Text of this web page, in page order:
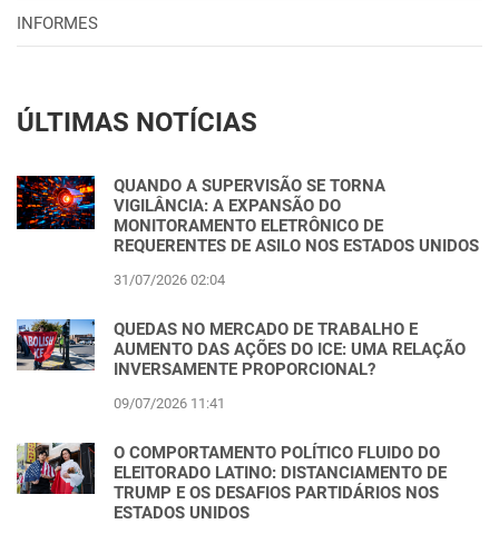
INFORMES
ÚLTIMAS NOTÍCIAS
QUANDO A SUPERVISÃO SE TORNA
VIGILÂNCIA: A EXPANSÃO DO
MONITORAMENTO ELETRÔNICO DE
REQUERENTES DE ASILO NOS ESTADOS UNIDOS
31/07/2026 02:04
QUEDAS NO MERCADO DE TRABALHO E
AUMENTO DAS AÇÕES DO ICE: UMA RELAÇÃO
INVERSAMENTE PROPORCIONAL?
09/07/2026 11:41
O COMPORTAMENTO POLÍTICO FLUIDO DO
ELEITORADO LATINO: DISTANCIAMENTO DE
TRUMP E OS DESAFIOS PARTIDÁRIOS NOS
ESTADOS UNIDOS